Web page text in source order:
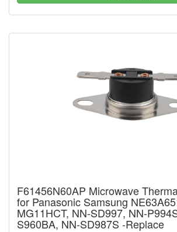
F61456N60AP Microwave
for Panasonic Samsung
MG11HCT, NN-SD997, NN-
S960BA, NN-SD987S -Replace